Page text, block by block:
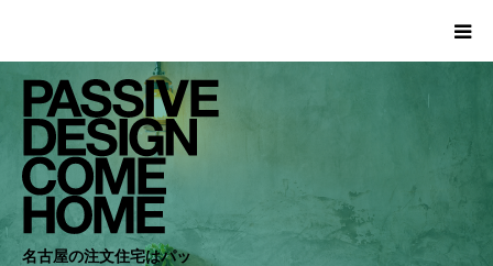
名古屋の注文住宅はパッ
HOME
WORKS
COMPANY